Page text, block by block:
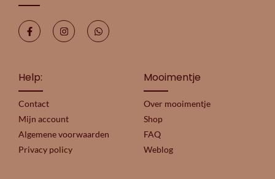
Help:
Contact
Mijn account
Algemene voorwaarden
Privacy policy
Mooimentje
Over mooimentje
Shop
FAQ
Weblog